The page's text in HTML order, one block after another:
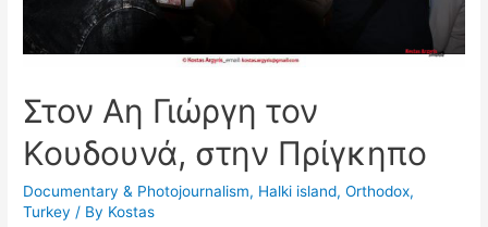
Στον Αη Γιώργη τον
Κουδουνά, στην Πρίγκηπο
Documentary & Photojournalism, Halki island,Orthodox,
Turkey / By Kostas